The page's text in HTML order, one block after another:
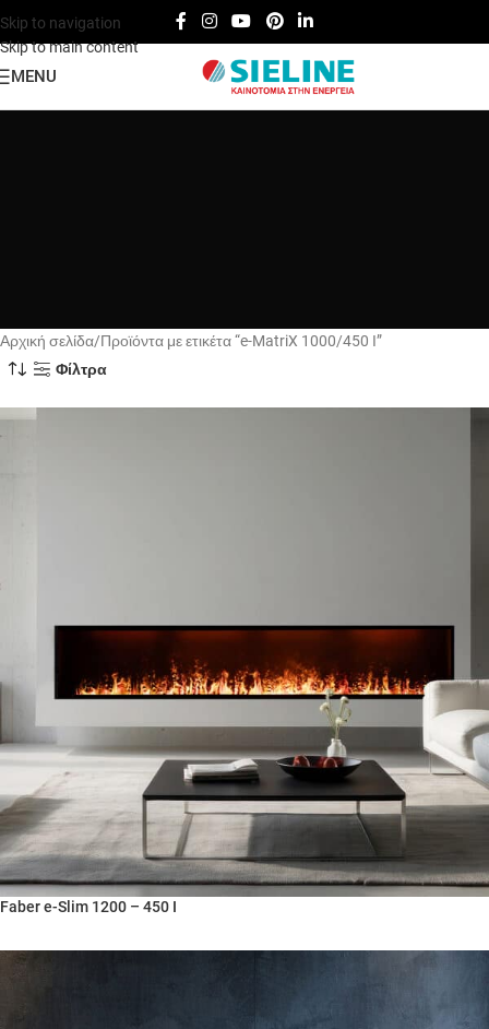
Skip to navigation
Skip to main content
MENU
Αρχική σελίδα Προϊόντα με ετικέτα “e-MatriX 1000/450 I”
Φίλτρα
Faber e-Slim 1200 – 450 I